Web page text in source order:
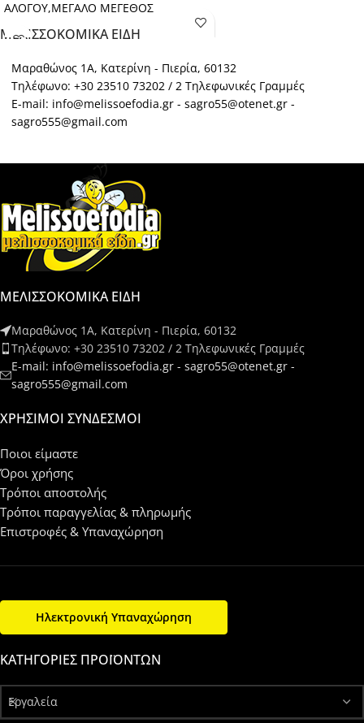
ΑΛΟΓΟΥ,ΜΕΓΑΛΟ ΜΕΓΕΘΟΣ
ΜΕΛΙΣΣΟΚΟΜΙΚΑ ΕΙΔΗ
Μαραθώνος 1Α, Κατερίνη - Πιερία, 60132
Τηλέφωνο: +30 23510 73202 / 2 Τηλεφωνικές Γραμμές
E-mail: info@melissoefodia.gr - sagro55@otenet.gr -
sagro555@gmail.com
ΜΕΛΙΣΣΟΚΟΜΙΚΑ ΕΙΔΗ
Μαραθώνος 1Α, Κατερίνη - Πιερία, 60132
Τηλέφωνο: +30 23510 73202 / 2 Τηλεφωνικές Γραμμές
E-mail: info@melissoefodia.gr - sagro55@otenet.gr -
sagro555@gmail.com
ΧΡΉΣΙΜΟΙ ΣΎΝΔΕΣΜΟΙ
Ποιοι είμαστε
Όροι χρήσης
Τρόποι αποστολής
Τρόποι παραγγελίας & πληρωμής
Επιστροφές & Υπαναχώρηση
Ηλεκτρονική Υπαναχώρηση
ΚΑΤΗΓΟΡΊΕΣ ΠΡΟΪΌΝΤΩΝ
Εργαλεία